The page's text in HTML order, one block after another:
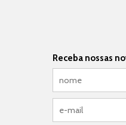
Receba nossas